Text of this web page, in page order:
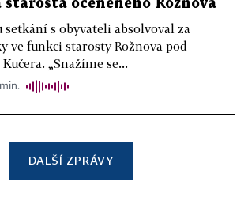
starosta oceněného Rožnova
setkání s obyvateli absolvoval za
ve funkci starosty Rožnova pod
„Snažíme se...
DALŠÍ ZPRÁVY